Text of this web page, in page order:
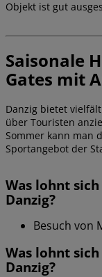
Objekt ist gut
Saisonale
Gates mit
Danzig bietet
über Touristen
Sommer kann man
Sportangebot der
Was lohnt
Danzig?
Besuch von
Was lohnt
Danzig?